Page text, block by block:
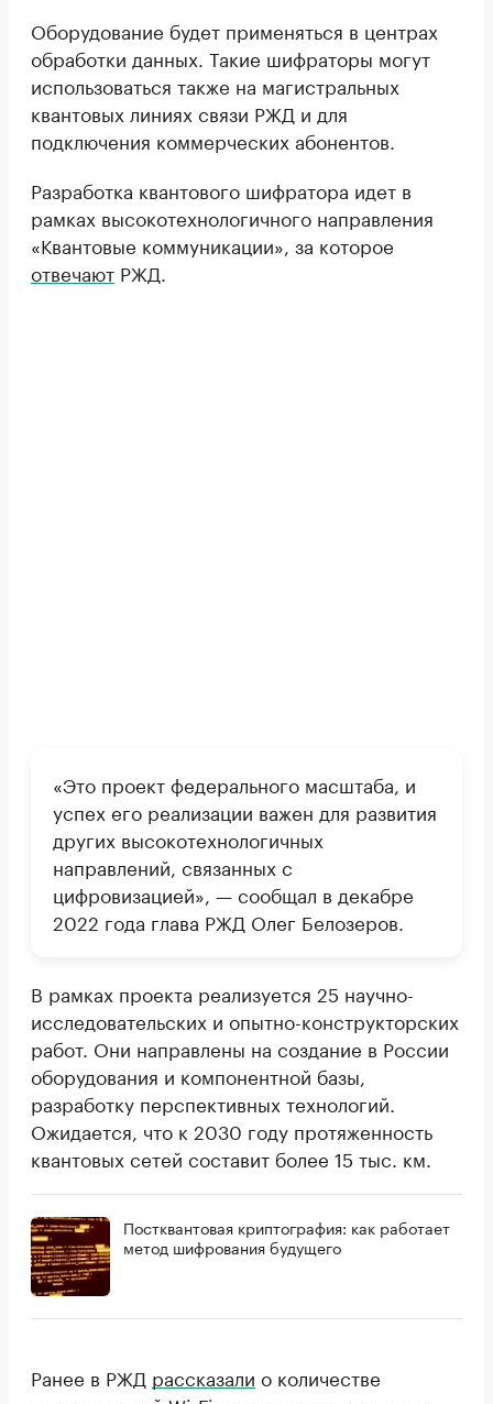
Оборудование будет применяться в центрах
обработки данных. Такие шифраторы могут
использоваться также на магистральных
квантовых линиях связи РЖД и для
подключения коммерческих абонентов.
Разработка квантового шифратора идет в
рамках высокотехнологичного направления
«Квантовые коммуникации», за которое
отвечают РЖД.
«Это проект федерального масштаба, и
успех его реализации важен для развития
других высокотехнологичных
направлений, связанных с
цифровизацией», — сообщал в декабре
2022 года глава РЖД Олег Белозеров.
В рамках проекта реализуется 25 научно-
исследовательских и опытно-конструкторских
работ. Они направлены на создание в России
оборудования и компонентной базы,
разработку перспективных технологий.
Ожидается, что к 2030 году протяженность
квантовых сетей составит более 15 тыс. км.
Постквантовая криптография: как работает
метод шифрования будущего
Ранее в РЖД рассказали о количестве